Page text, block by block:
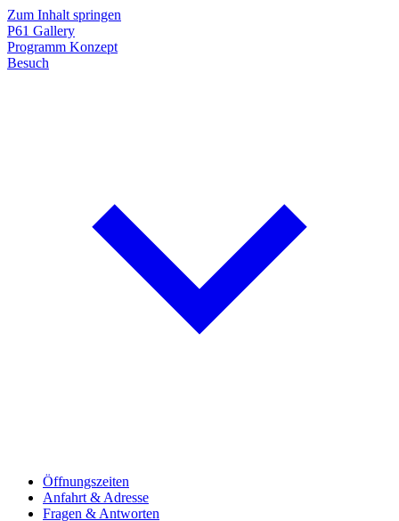
Zum Inhalt springen
P61 Gallery
Programm Konzept
Besuch
Öffnungszeiten
Anfahrt & Adresse
Fragen & Antworten